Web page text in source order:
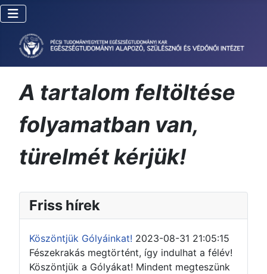
A tartalom feltöltése
folyamatban van,
türelmét kérjük!
Friss hírek
Köszöntjük Gólyáinkat! 2023-08-31 21:05:15
Fészekrakás megtörtént, így indulhat a félév!
Köszöntjük a Gólyákat! Mindent megteszünk